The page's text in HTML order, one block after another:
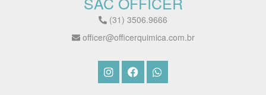
(31) 3506.9666
officer@officerquimica.com.br